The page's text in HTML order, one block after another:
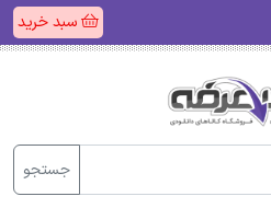
سبد خرید
جستجو